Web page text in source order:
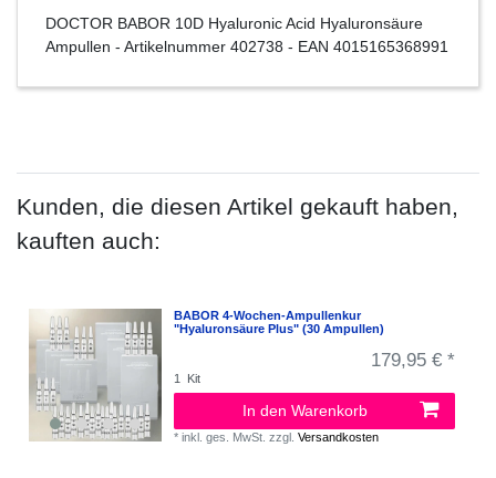
DOCTOR BABOR 10D Hyaluronic Acid Hyaluronsäure
Ampullen - Artikelnummer 402738 - EAN 4015165368991
Kunden, die diesen Artikel gekauft haben,
kauften auch:
BABOR 4-Wochen-Ampullenkur
"Hyaluronsäure Plus" (30 Ampullen)
179,95 € *
1 Kit
In den Warenkorb
*inkl. ges. MwSt. zzgl.Versandkosten